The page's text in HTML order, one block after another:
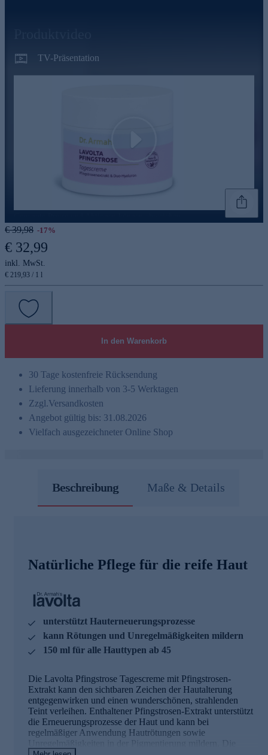
TV-Präsentation
Play
€ 39,98 -17%
€ 32,99
inkl. MwSt.
€ 219,93 / 1 l
In den Warenkorb
30 Tage kostenfreie Rücksendung
Lieferung innerhalb von 3-5 Werktagen
Zzgl.Versandkosten
Angebot gültig bis: 31.08.2026
Vielfach ausgezeichneter Online Shop
Beschreibung Maße & Details
Natürliche Pflege für die reife Haut
unterstützt Hauterneuerungsprozesse
kann Rötungen und Unregelmäßigkeiten mildern
150 ml für alle Hauttypen ab 45
Die Lavolta Pfingstrose Tagescreme mit Pfingstrosen-
Extrakt kann den sichtbaren Zeichen der Hautalterung
entgegenwirken und einen wunderschönen, strahlenden
Teint verleihen. Enthaltener Pfingstrosen-Extrakt unterstützt
die Erneuerungsprozesse der Haut und kann bei
regelmäßiger Anwendung Hautrötungen sowie
Unregelmäßigkeiten in der Pigmentierung mildern. Die